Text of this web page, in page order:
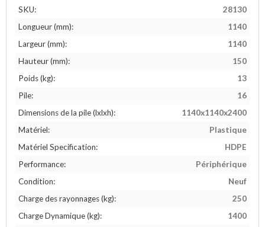
SKU:
28130
Longueur (mm):
1140
Largeur (mm):
1140
Hauteur (mm):
150
Poids (kg):
13
Pile:
16
Dimensions de la pile (lxlxh):
1140x1140x2400
Matériel:
Plastique
Matériel Specification:
HDPE
Performance:
Périphérique
Condition:
Neuf
Charge des rayonnages (kg):
250
Charge Dynamique (kg):
1400